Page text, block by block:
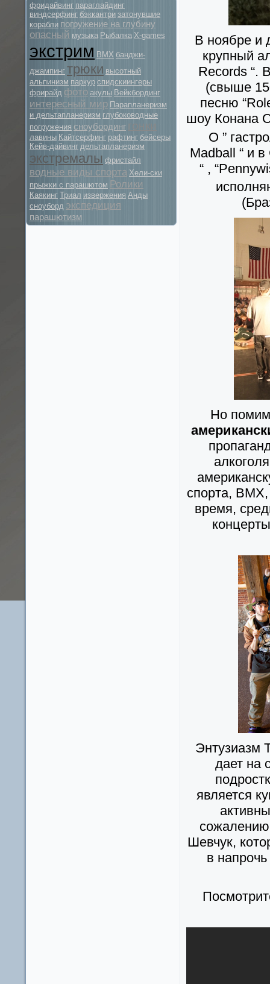
фридайвинг параглайдинг
виндсерфинг бэккантри затонувшие
корабли погружение на глубину
опасный музыка Рыбалка X-games
экстрим BMX банджи-
джампинг трюки высотный
альпинизм паркур спидскиингеры
фрирайд фото акулы Вейкбординг
интересный мир Парапланеризм
и дельтапланеризм глубоководные
погружения сноубординг
лавины Кайтсерфинг рафтинг бейсеры
Кейв-дайвинг дельтапланеризм
экстремалы фристайл
водные виды спорта Хели-ски
прыжки с парашютом Ролики
Каякинг Триал извержения Анды
сноуборд экспедиция
парашютизм
В ноябре и
крупный
Records “.
(свыше
песню
шоу Конана
O ”
Madball “ и в
“ , “
Но
спорта, ВМХ,
время,
Энтузиазм
дает на
является
Шевчук,
в